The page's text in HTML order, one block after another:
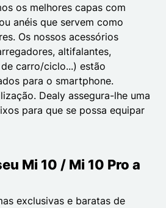
os melhores capas com
anéis que servem como
Os nossos acessórios
altifalantes,
carro/ciclo...) estão
para o smartphone.
Dealy assegura-lhe uma
para que se possa equipar
Mi 10 / Mi 10 Pro a
exclusivas e baratas de